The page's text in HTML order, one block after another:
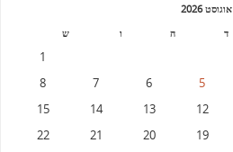
אוגוסט 2026
ד ה ו ש
1
5
6
7
8
12
13
14
15
19
20
21
22